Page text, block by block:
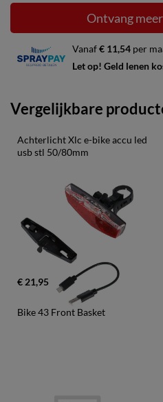
Ontvang
Vanaf€ 11,54 per
Let op! Geld lenen
Vergelijkbare
Achterlicht Xlc e-bike accu led
usb stl 50/80mm
€ 21,95
Bike 43 Front Basket